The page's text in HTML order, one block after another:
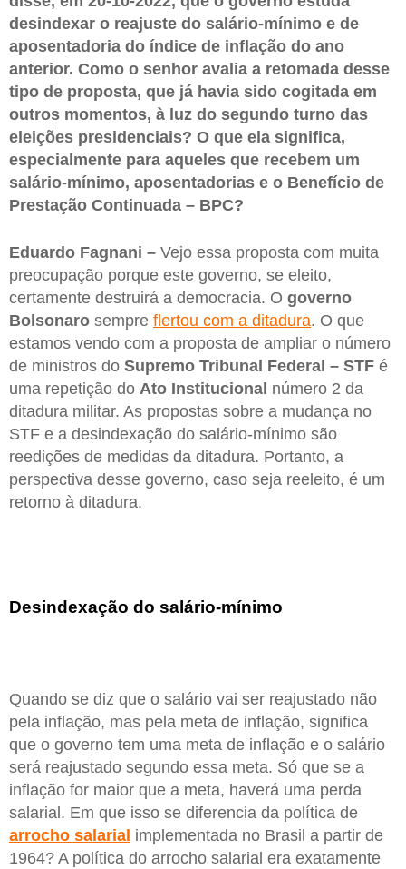
desindexar o reajuste do salário-mínimo e de
aposentadoria do índice de inflação do ano
anterior. Como o senhor avalia a retomada desse
tipo de proposta, que já havia sido cogitada em
outros momentos, à luz do segundo turno das
eleições presidenciais? O que ela significa,
especialmente para aqueles que recebem um
salário-mínimo, aposentadorias e o Benefício de
Prestação Continuada – BPC?
Eduardo Fagnani – Vejo essa proposta com muita
preocupação porque este governo, se eleito,
certamente destruirá a democracia. O governo
Bolsonaro sempre flertou com a ditadura. O que
estamos vendo com a proposta de ampliar o número
de ministros do Supremo Tribunal Federal – STF é
uma repetição do Ato Institucional número 2 da
ditadura militar. As propostas sobre a mudança no
STF e a desindexação do salário-mínimo são
reedições de medidas da ditadura. Portanto, a
perspectiva desse governo, caso seja reeleito, é um
retorno à ditadura.
Desindexação do salário-mínimo
Quando se diz que o salário vai ser reajustado não
pela inflação, mas pela meta de inflação, significa
que o governo tem uma meta de inflação e o salário
será reajustado segundo essa meta. Só que se a
inflação for maior que a meta, haverá uma perda
salarial. Em que isso se diferencia da política de
arrocho salarial implementada no Brasil a partir de
1964? A política do arrocho salarial era exatamente